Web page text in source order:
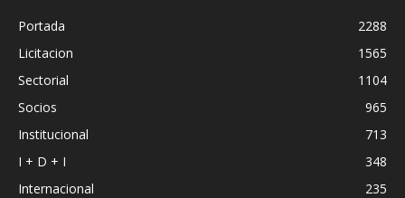
Portada
2288
Licitacion
1565
Sectorial
1104
Socios
965
Institucional
713
I + D + I
348
Internacional
235